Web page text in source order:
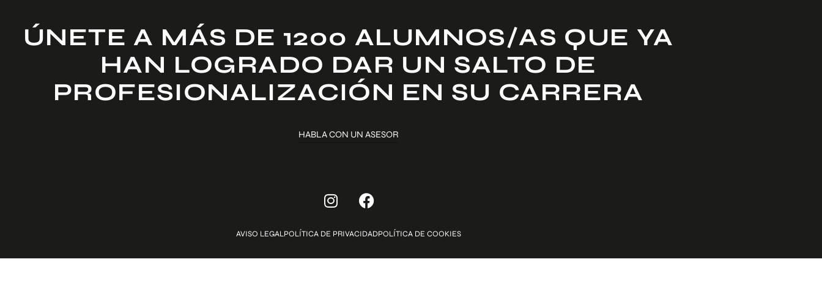
ÚNETE A MÁS DE 1200 ALUMNOS/AS QUE YA
HAN LOGRADO DAR UN SALTO DE
PROFESIONALIZACIÓN EN SU CARRERA
HABLA CON UN ASESOR
AVISO LEGALPOLÍTICA DE PRIVACIDADPOLÍTICA DE COOKIES